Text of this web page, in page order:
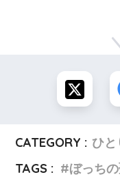
CATEGORY : ひと
TAGS :
ぼっち